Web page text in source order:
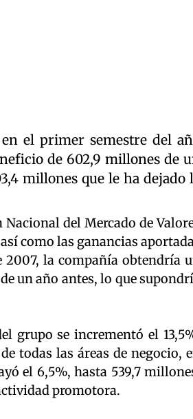
el primer semestre del
de 602,9 millones de
millones que le ha dejado
del Mercado de
como las ganancias
2007, la compañía obtendría
un año antes, lo que
grupo se incrementó el
todas las áreas de negocio,
el 6,5%, hasta 539,7
promotora.